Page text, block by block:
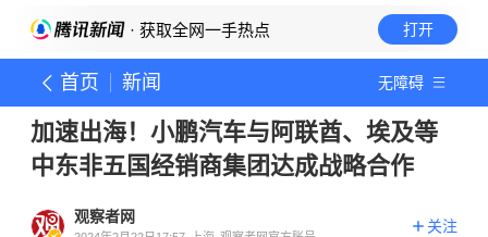
· 获取全网一手热点 打开
首页 新闻 无障碍
加速出海！小鹏汽车与阿联酋、埃及等
中东非五国经销商集团达成战略合作
观察者网
关注